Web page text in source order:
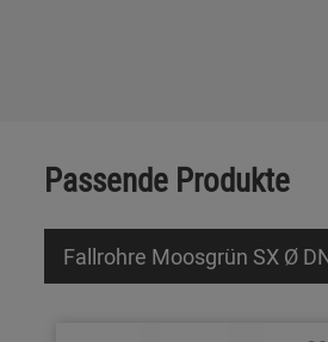
Passende Produkte
Fallrohre Moosgrün SX Ø